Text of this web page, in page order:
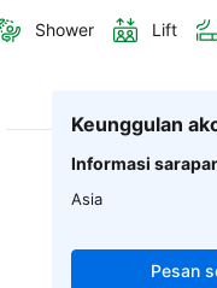
Shower Lift
Keunggulan
Informasi
Asia
Pesan